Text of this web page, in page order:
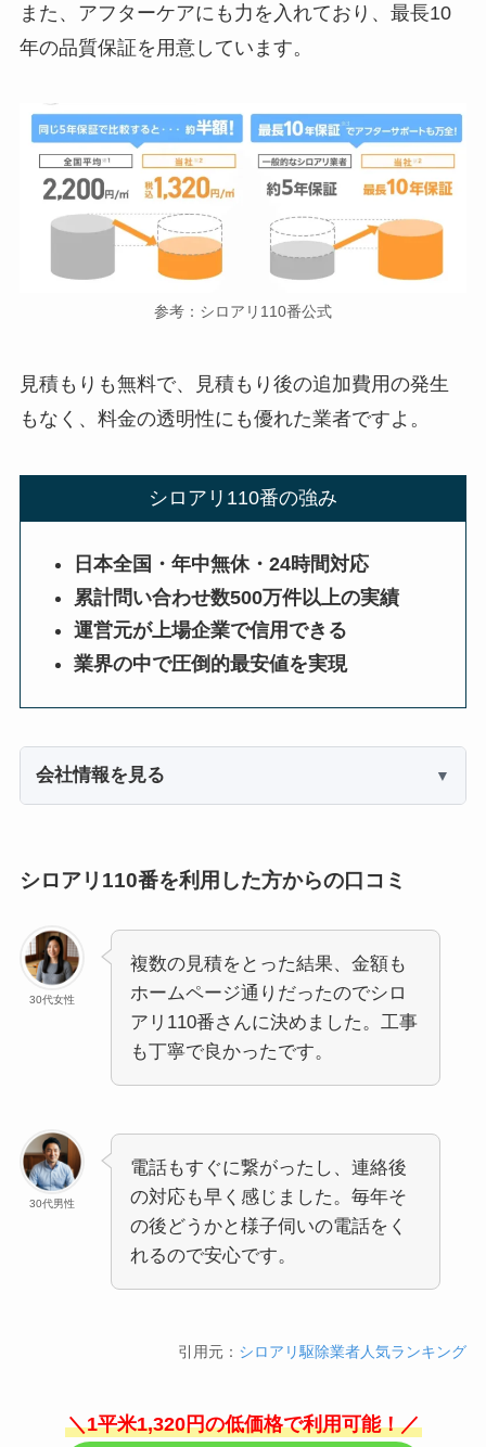
また、アフターケアにも力を入れており、最長10
年の品質保証を用意しています。
参考：シロアリ110番公式
見積もりも無料で、見積もり後の追加費用の発生
もなく、料金の透明性にも優れた業者ですよ。
シロアリ110番の強み
日本全国・年中無休・24時間対応
累計問い合わせ数500万件以上の実績
運営元が上場企業で信用できる
業界の中で圧倒的最安値を実現
会社情報を見る
シロアリ110番を利用した方からの口コミ
30代女性
複数の見積をとった結果、金額も
ホームページ通りだったのでシロ
アリ110番さんに決めました。工事
も丁寧で良かったです。
30代男性
電話もすぐに繋がったし、連絡後
の対応も早く感じました。毎年そ
の後どうかと様子伺いの電話をく
れるので安心です。
引用元： シロアリ駆除業者人気ランキング
＼1平米1,320円の低価格で利用可能！／